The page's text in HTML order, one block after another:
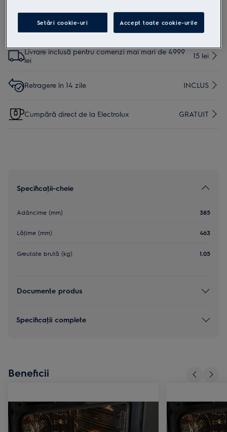
Cumpără de pe www.electrolux.ro și primești:
Livrare inclusă pentru comenzi mai mari de 4999
lei
15 lei
Retragere în 14 zile INCLUS
Cumpără direct de la Electrolux GRATUIT
Specificaţii-cheie
Adâncime (mm) 385
Lăţime (mm) 463
Greutate brută (kg) 1.05
Documente produs
Specificaţii complete
Beneficii
Setări cookie-uri Accept toate cookie-urile